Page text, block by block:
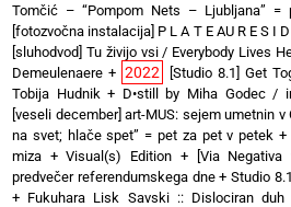
Tomčić – “Pompom Nets – Ljubljana” =
[fotozvočna instalacija] P L A T E AU R E S I
[sluhodvod] Tu živijo vsi / Everybody Lives
Demeulenaere + 2022
[Studio 8.1] Get
Tobija Hudnik + D•still by Miha Godec /
[veseli december] art-MUS: sejem umetnin v
na svet; hlače spet” = pet za pet v petek +
miza + Visual(s) Edition +
[Via
predvečer referendumskega dne+Studio
+ Fukuhara Lisk Savski :: Dislociran duh